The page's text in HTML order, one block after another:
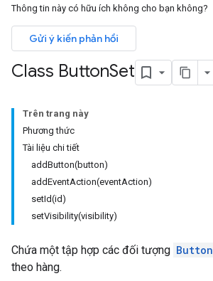
Thông tin này có hữu ích không cho bạn không?
Gửi ý kiến phản hồi
Class ButtonSet
Trên trang này
Phương thức
Tài liệu chi tiết
addButton(button)
addEventAction(eventAction)
setId(id)
setVisibility(visibility)
Chứa một tập hợp các đối tượng Button
theo hàng.